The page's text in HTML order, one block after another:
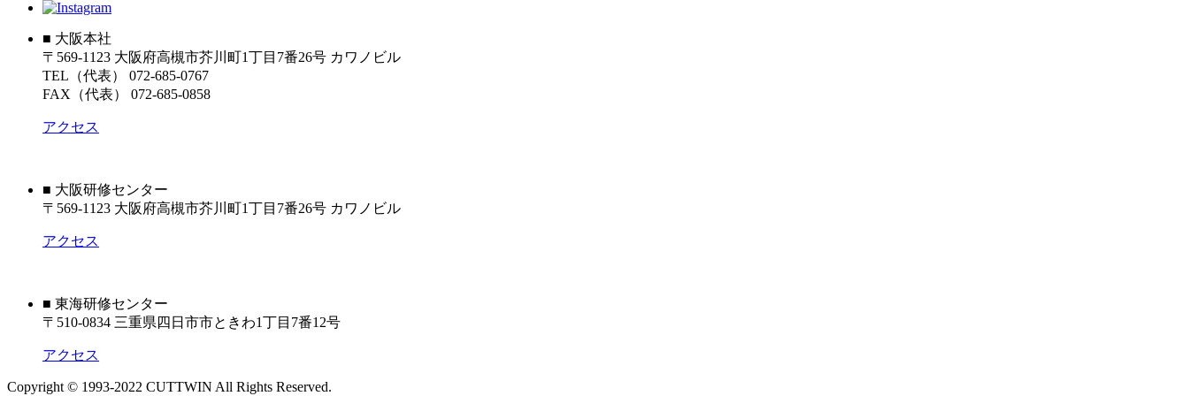
■ 大阪本社
〒569-1123 大阪府高槻市芥川町1丁目7番26号 カワノビル
TEL（代表） 072-685-0767
FAX（代表） 072-685-0858
アクセス
■ 大阪研修センター
〒569-1123 大阪府高槻市芥川町1丁目7番26号 カワノビル
アクセス
■ 東海研修センター
〒510-0834 三重県四日市市ときわ1丁目7番12号
アクセス
Copyright © 1993-2022 CUTTWIN All Rights Reserved.